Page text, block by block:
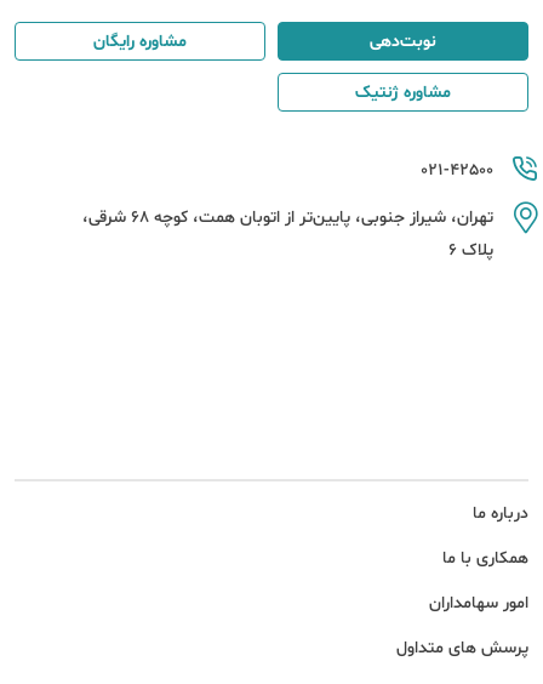
درباره ما
همکاری با ما
امور سهامداران
پرسش های متداول
021-42500
تهران، شیراز جنوبی، پایین‌تر از اتوبان همت، کوچه 68 شرقی،
پلاک 6
نوبت‌دهی مشاوره رایگان
مشاوره ژنتیک